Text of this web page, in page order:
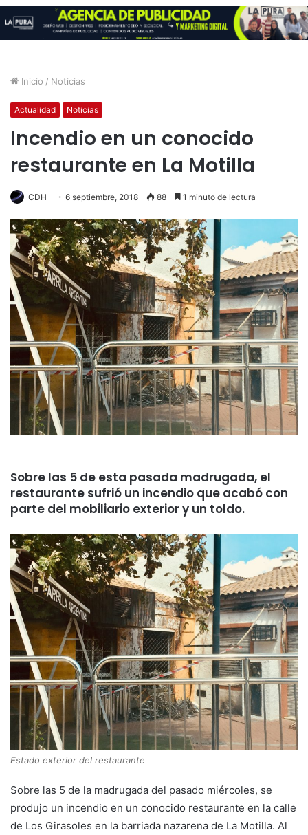
Inicio / Noticias
Actualidad Noticias
Incendio en un conocido
restaurante en La Motilla
CDH 6 septiembre, 2018 88 1 minuto de lectura
Sobre las 5 de esta pasada madrugada, el
restaurante sufrió un incendio que acabó con
parte del mobiliario exterior y un toldo.
Estado exterior del restaurante
Sobre las 5 de la madrugada del pasado miércoles, se
produjo un incendio en un conocido restaurante en la calle
de Los Girasoles en la barriada nazarena de La Motilla. Al